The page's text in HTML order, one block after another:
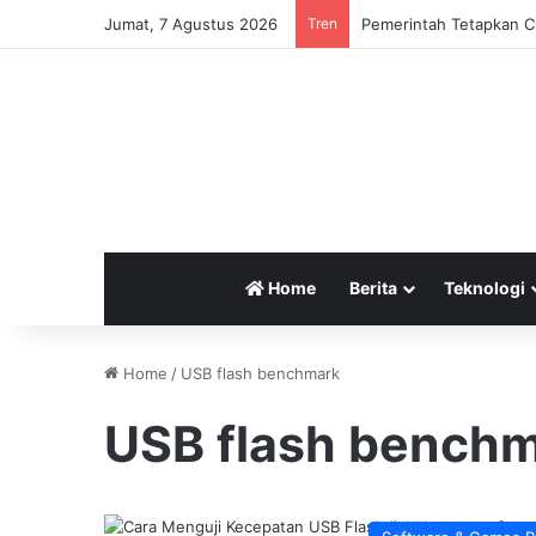
Jumat, 7 Agustus 2026 Tren Pemerintah Tetapkan
Home Berita Teknologi
Home / USB flash benchmark
USB flash